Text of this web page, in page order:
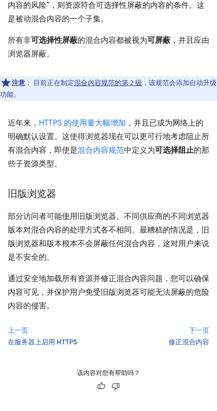
内容的风险”，则资源符合可选择性屏蔽的内容的条件。这
是被动混合内容的一个子集。
所有非可选择性屏蔽的混合内容都被视为可屏蔽 ，并且应由
浏览器屏蔽。
注意 ： 目前正在制定混合内容规范的第 2 级 ，该规范会添加自动升级
功能。
近年来， HTTPS 的使用量大幅增加 ，并且已成为网络上的
明确默认设置。这使得浏览器现在可以更可行地考虑阻止所
有混合内容，即使是混合内容规范中定义为可选择阻止的那
些子资源类型。
旧版浏览器
部分访问者可能使用旧版浏览器。不同供应商的不同浏览器
版本对混合内容的处理方式各不相同。最糟糕的情况是，旧
版浏览器和版本根本不会屏蔽任何混合内容，这对用户来说
是不安全的。
通过安全地加载所有资源并修正混合内容问题，您可以确保
内容可见，并保护用户免受旧版浏览器可能无法屏蔽的危险
内容的侵害。
上一页
在服务器上启用 HTTPS
下一页
修正混合内容
该内容对您有帮助吗？